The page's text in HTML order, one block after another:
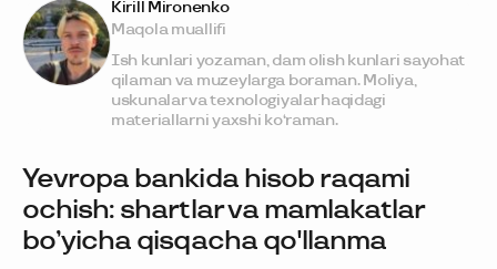
Yevropa bankida hisob raqami
ochish: shartlar va mamlakatlar
bo’yicha qisqacha qo'llanma
Kirill Mironenko
Maqola muallifi
Ish kunlari yozaman, dam olish kunlari sayohat
qilaman va muzeylarga boraman. Moliya,
uskunalar va texnologiyalar haqidagi
materiallarni yaxshi ko‘raman.